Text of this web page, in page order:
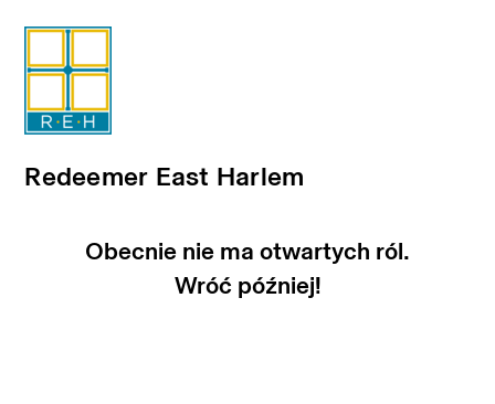
Redeemer East Harlem
Obecnie nie ma otwartych ról.
Wróć później!